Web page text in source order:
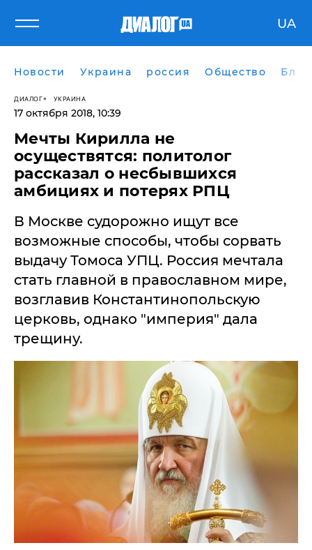
UA
Новости Украина россия Общество
ДИАЛОГ УКРАИНА
17 октября 2018, 10:39
Мечты Кирилла не
осуществятся: политолог
рассказал о несбывшихся
амбициях и потерях РПЦ
В Москве судорожно ищут все
возможные способы, чтобы сорвать
выдачу Томоса УПЦ. Россия мечтала
стать главной в православном мире,
возглавив Константинопольскую
церковь, однако "империя" дала
трещину.